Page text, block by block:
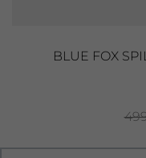
BLUE FOX